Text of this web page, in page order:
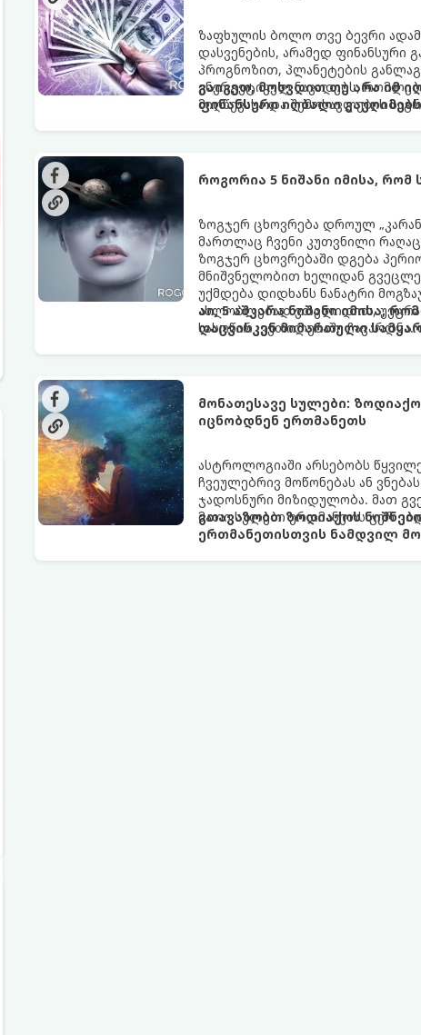
ზაფხულის ბოლო თვე ბევრი
დასვენების, არამედ
პროგნოზით, პლანეტების
ენერგეტიკულ ნაკადებს,
მიღწევასა და შემოსავლების
გაიგეთ, მოხვდით თუ არა იმ
ფინანსური იღბალი
როგორია 5 ნიშანი იმისა,
ზოგჯერ ცხოვრება დროულ
მართლაც ჩვენი კუთვნილი
ზოგჯერ ცხოვრებაში დგება
მნიშვნელობით ხელიდან
უქმდება დიდხანს ნანატრი
ახლობლებად ვთვლიდით,
სასოწარკვეთილებაში
აი, 5 აშკარა ნიშანი იმისა,
დაცვისკენ მიმართული
მონათესავე სულები:
იცნობდნენ ერთმანეთს
ასტროლოგიაში არსებობს
ჩვეულებრივ მოწონებას ან
ჯადოსნური მიზიდულობა. მათ
მათი სულები ერთმანეთს ჯერ
გთავაზობთ ზოდიაქოს
ერთმანეთისთვის ნამდვილ